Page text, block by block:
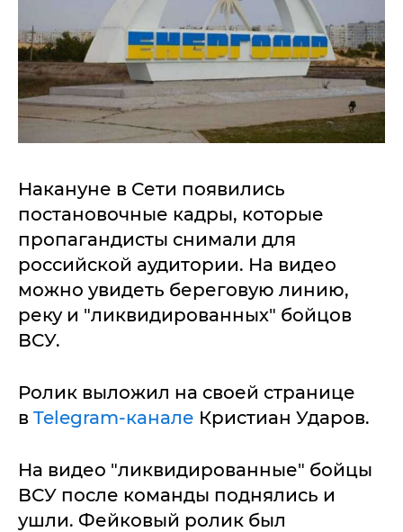
Накануне в Сети появились
постановочные кадры, которые
пропагандисты снимали для
российской аудитории. На видео
можно увидеть береговую линию,
реку и "ликвидированных" бойцов
ВСУ.
Ролик выложил на своей странице
в Telegram-канале Кристиан Ударов.
На видео "ликвидированные" бойцы
ВСУ после команды поднялись и
ушли. Фейковый ролик был